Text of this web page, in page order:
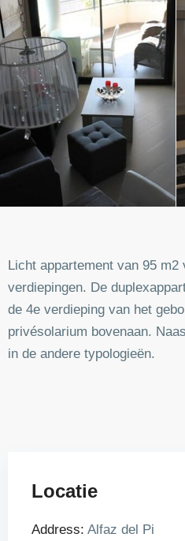
Licht appartement van 95 m2
verdiepingen. De
de 4e verdieping van het
privésolarium bovenaan.
in de andere typologieën.
Locatie
Address: Alfaz del Pi